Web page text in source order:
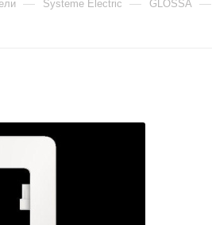
— Systeme Electric — GLOSSA —